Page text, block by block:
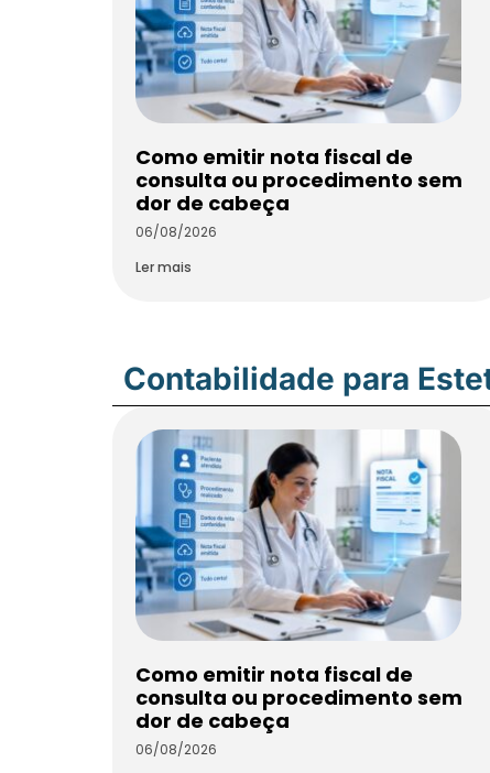
Como emitir nota fiscal de
consulta ou procedimento sem
dor de cabeça
06/08/2026
Ler mais
Contabilidade para
Como emitir nota fiscal de
consulta ou procedimento sem
dor de cabeça
06/08/2026